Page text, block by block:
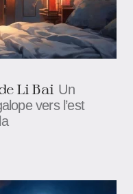
Li Bai Un
vers l’est